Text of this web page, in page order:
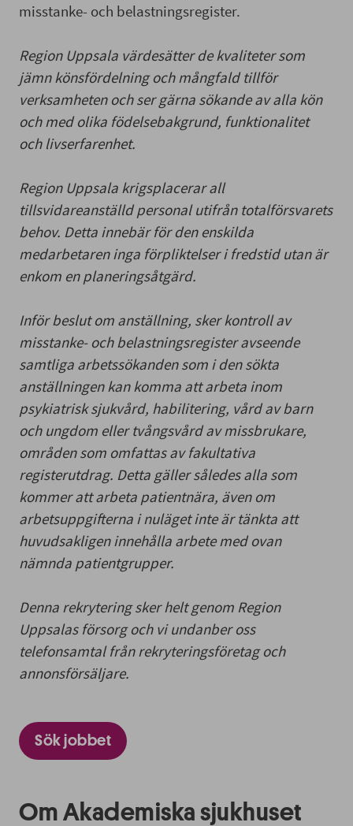
misstanke- och belastningsregister.
Region Uppsala värdesätter de kvaliteter som
jämn könsfördelning och mångfald tillför
verksamheten och ser gärna sökande av alla kön
och med olika födelsebakgrund, funktionalitet
och livserfarenhet.
Region Uppsala krigsplacerar all
tillsvidareanställd personal utifrån totalförsvarets
behov. Detta innebär för den enskilda
medarbetaren inga förpliktelser i fredstid utan är
enkom en planeringsåtgärd.
Inför beslut om anställning, sker kontroll av
misstanke- och belastningsregister avseende
samtliga arbetssökanden som i den sökta
anställningen kan komma att arbeta inom
psykiatrisk sjukvård, habilitering, vård av barn
och ungdom eller tvångsvård av missbrukare,
områden som omfattas av fakultativa
registerutdrag. Detta gäller således alla som
kommer att arbeta patientnära, även om
arbetsuppgifterna i nuläget inte är tänkta att
huvudsakligen innehålla arbete med ovan
nämnda patientgrupper.
Denna rekrytering sker helt genom Region
Uppsalas försorg och vi undanber oss
telefonsamtal från rekryteringsföretag och
annonsförsäljare.
Sök jobbet
Om Akademiska sjukhuset